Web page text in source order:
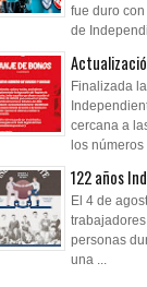
fue duro
de
Finalizada
cercana a
los números
122 años
El 4 de
personas
una ...